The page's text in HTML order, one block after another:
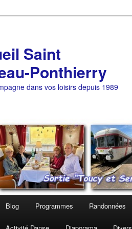
Saint
Ponthierry
dans vos loisirs depuis 1989
Blog Programmes Randonnées